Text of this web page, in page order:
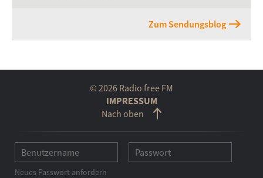
Zum Sendungsblog
© 2026 Radio free FM
IMPRESSUM
Nach oben
Neues Passwort anfordern